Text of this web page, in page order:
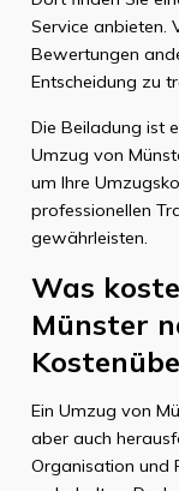
Service anbieten.
Bewertungen
Entscheidung zu
Die Beiladung ist
Umzug von
um Ihre
professionellen
gewährleisten.
Was
Münster
Ein Umzug von
aber auch
Organisation und